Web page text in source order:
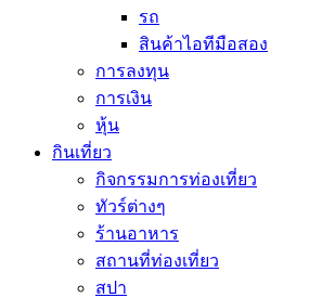
รถ
สินค้าไอทีมือสอง
การลงทุน
การเงิน
หุ้น
กินเที่ยว
กิจกรรมการท่องเที่ยว
ทัวร์ต่างๆ
ร้านอาหาร
สถานที่ท่องเที่ยว
สปา